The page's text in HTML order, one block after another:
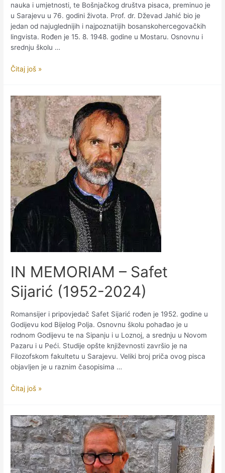
nauka i umjetnosti, te Bošnjačkog društva pisaca, preminuo je
u Sarajevu u 76. godini života. Prof. dr. Dževad Jahić bio je
jedan od najuglednijih i najpoznatijih bosanskohercegovačkih
lingvista. Rođen je 15. 8. 1948. godine u Mostaru. Osnovnu i
srednju školu …
IN
Dževad
Jahić
(1948-
2024)
Čitaj još »
IN MEMORIAM – Safet
Sijarić (1952-2024)
Romansijer i pripovjedač Safet Sijarić rođen je 1952. godine u
Godijevu kod Bijelog Polja. Osnovnu školu pohađao je u
rodnom Godijevu te na Sipanju i u Loznoj, a srednju u Novom
Pazaru i u Peći. Studije opšte književnosti završio je na
Filozofskom fakultetu u Sarajevu. Veliki broj priča ovog pisca
objavljen je u raznim časopisima …
IN
Safet
Sijarić
(1952-
2024)
Čitaj još »